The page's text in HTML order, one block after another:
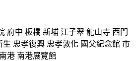
府中 板橋 新埔 江子翠 龍山寺 西門
忠孝復興 忠孝敦化 國父紀念館 市
港 南港展覽館